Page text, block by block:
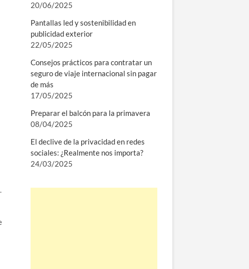
20/06/2025
Pantallas led y sostenibilidad en
publicidad exterior
22/05/2025
Consejos prácticos para contratar un
seguro de viaje internacional sin pagar
de más
17/05/2025
Preparar el balcón para la primavera
08/04/2025
El declive de la privacidad en redes
sociales: ¿Realmente nos importa?
24/03/2025